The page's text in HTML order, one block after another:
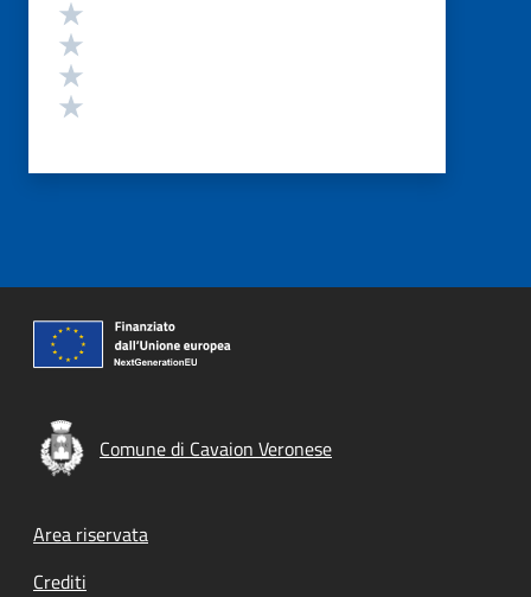
Comune di Cavaion Veronese
Footer menu
Area riservata
Crediti